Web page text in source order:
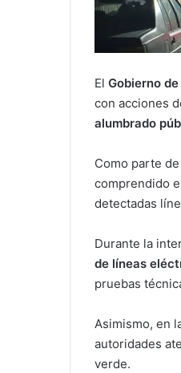
El Gobierno
con acciones
alumbrado
Como parte
comprendido
detectadas
Durante la
de líneas
pruebas
Asimismo, en
autoridades
verde.